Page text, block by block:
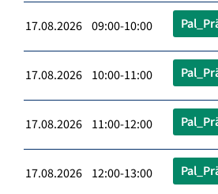
17.08.2026 09:00-10:00
17.08.2026 10:00-11:00
17.08.2026 11:00-12:00
17.08.2026 12:00-13:00